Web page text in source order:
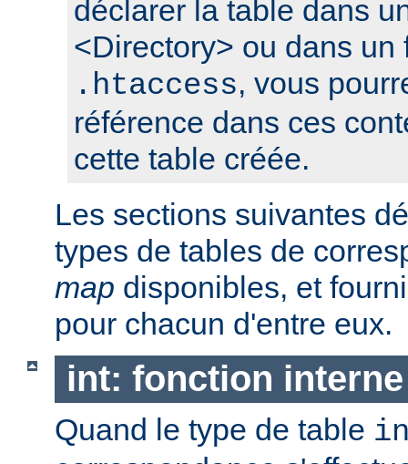
déclarer la table dans
<Directory> ou dans un
.htaccess, vous
référence dans ces
cette table créée.
Les sections suivantes
types de tables de
map disponibles, et
pour chacun d'entre eux.
int: fonction interne
Quand le type de table